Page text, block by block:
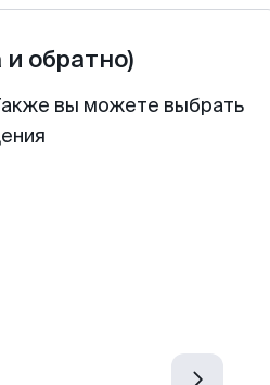
и обратно)
вы можете выбрать